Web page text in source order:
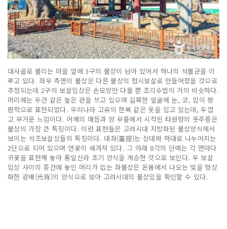
대사골로 불리는 마을 앞에 3구의 불상이 남아 있어서 하나의 석불군을 이
루고 있다. 좌우 측면의 불상은 다른 불상의 협시보살로 만들어졌을 것으로
추정되는데 2구의 보살입상은 손모양만 다를 뿐 조각수법이 거의 비슷하다.
머리에는 두건 같은 높은 관을 쓰고 있으며 길쭉한 얼굴에 눈, 코, 입이 평
판적으로 표현되었다. 우리나라 고유의 한복 같은 옷을 입고 있는데, 두껍
고 무거운 느낌이다. 어깨의 매듭과 양 무릎에서 시작된 타원형의 옷주름은
불상의 가장 큰 특징이다. 이런 표현들은 고려시대 지방화된 불상양식에서
보이는 석조보살상들의 특징이다. 대좌(臺座)는 상대와 하대로 나누어지는
2단으로 되어 있으며 연꽃이 새겨져 있다. 그 아래 8각의 단에는 각 면마다
귀꽃을 표현해 놓아 통일신라 초기 양식을 계승한 것으로 보인다. 두 보살
입상 사이의 중간에 놓인 머리가 없는 좌불상은 온몸에서 나오는 빛을 형상
화한 광배(光背)의 양식으로 보아 고려시대의 불상임을 확인할 수 있다.